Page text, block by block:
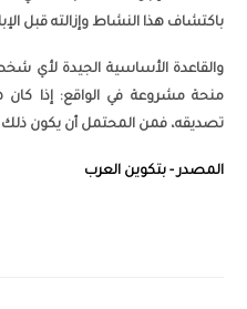
باكتشاف هذا النشاط وإزالته قبل
والقاعدة الأساسية الجيدة لأي
منحة مشروعة في الواقع: إذا
تصديقه، فمن المحتمل أن يكون ذلك
المصدر - بتكوين العرب